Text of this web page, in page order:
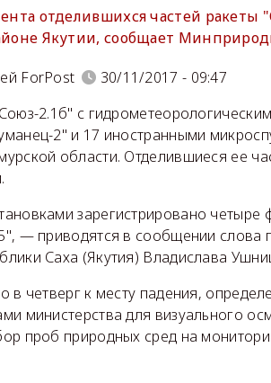
отделившихся частей
Якутии, сообщает
ForPost
30/11/2017 - 09:47
2.1б" с
2" и 17 иностранными
области. Отделившиеся ее
зарегистрировано четыре
— приводятся в сообщении слова
Саха (Якутия) Владислава
в четверг к месту падения,
министерства для визуального
проб природных сред на